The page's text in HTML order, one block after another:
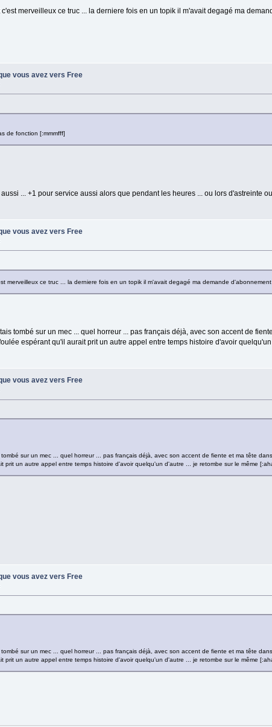
merveilleux ce truc ... la derniere fois en un topik il m'avait degagé ma
vous avez vers Free
de fonction [:mmmfff]
... +1 pour service aussi alors que pendant les heures ... ou lors d'astreinte
vous avez vers Free
merveilleux ce truc ... la derniere fois en un topik il m'avait degagé ma demande
tombé sur un mec ... quel horreur ... pas français déjà, avec son accent de
espérant qu'il aurait prit un autre appel entre temps histoire d'avoir
vous avez vers Free
sur un mec ... quel horreur ... pas français déjà, avec son accent de fiente et ma tête
prit un autre appel entre temps histoire d'avoir quelqu'un d'autre ... je retombe sur le même
vous avez vers Free
sur un mec ... quel horreur ... pas français déjà, avec son accent de fiente et ma tête
prit un autre appel entre temps histoire d'avoir quelqu'un d'autre ... je retombe sur le même